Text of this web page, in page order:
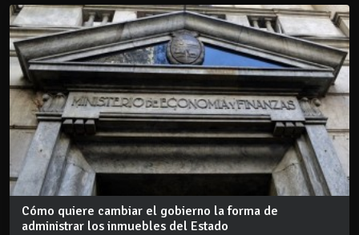
Cómo quiere cambiar el gobierno la forma de
administrar los inmuebles del Estado